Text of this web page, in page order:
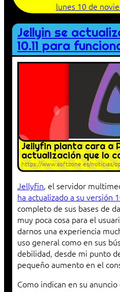
lunes 10 de
Jellyin se
10.11 para
Jellyfin planta cara a
actualización que lo
https://www.softzone.es/noticias/
Jellyfin, el servidor
ha actualizado a su versión
completo de sus bases de
muy poca cosa para el
darnos una experiencia
uso general como en sus
debilidad, desde mi punto
pequeño aumento en el
Como indican en su